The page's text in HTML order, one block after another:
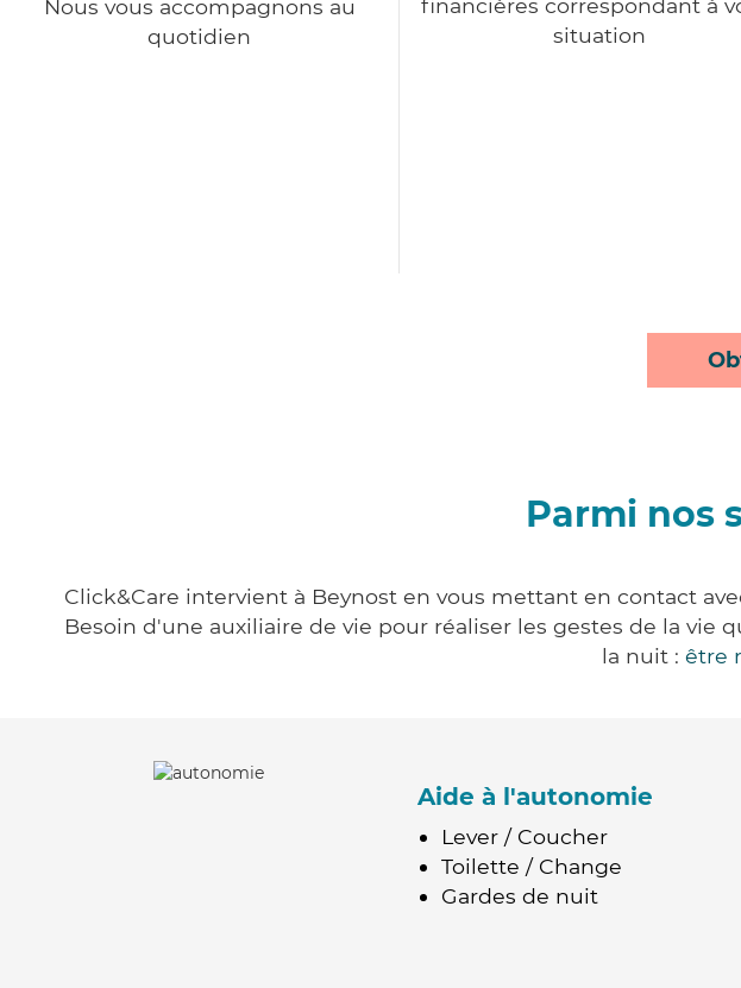
Nous vous accompagnons au
quotidien
financières correspondant à
situation
Parmi nos
Click&Care intervient à Beynost en vous mettant en contact
Besoin d'une auxiliaire de vie pour réaliser les gestes de la
la nuit : être
Aide à l'autonomie
Lever / Coucher
Toilette / Change
Gardes de nuit